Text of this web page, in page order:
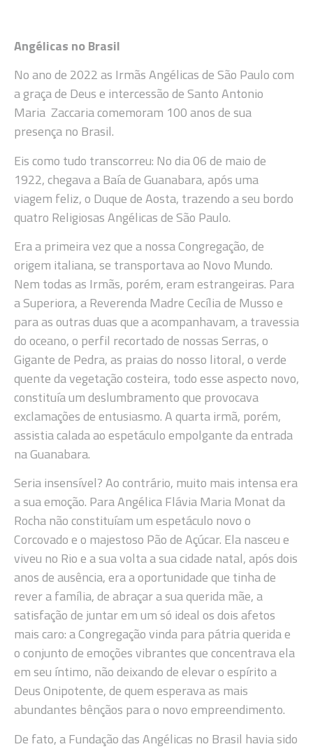
Angélicas no Brasil
No ano de 2022 as Irmãs Angélicas de São Paulo com
a graça de Deus e intercessão de Santo Antonio
Maria Zaccaria comemoram 100 anos de sua
presença no Brasil.
Eis como tudo transcorreu: No dia 06 de maio de
1922, chegava a Baía de Guanabara, após uma
viagem feliz, o Duque de Aosta, trazendo a seu bordo
quatro Religiosas Angélicas de São Paulo.
Era a primeira vez que a nossa Congregação, de
origem italiana, se transportava ao Novo Mundo.
Nem todas as Irmãs, porém, eram estrangeiras. Para
a Superiora, a Reverenda Madre Cecília de Musso e
para as outras duas que a acompanhavam, a travessia
do oceano, o perfil recortado de nossas Serras, o
Gigante de Pedra, as praias do nosso litoral, o verde
quente da vegetação costeira, todo esse aspecto novo,
constituía um deslumbramento que provocava
exclamações de entusiasmo. A quarta irmã, porém,
assistia calada ao espetáculo empolgante da entrada
na Guanabara.
Seria insensível? Ao contrário, muito mais intensa era
a sua emoção. Para Angélica Flávia Maria Monat da
Rocha não constituíam um espetáculo novo o
Corcovado e o majestoso Pão de Açúcar. Ela nasceu e
viveu no Rio e a sua volta a sua cidade natal, após dois
anos de ausência, era a oportunidade que tinha de
rever a família, de abraçar a sua querida mãe, a
satisfação de juntar em um só ideal os dois afetos
mais caro: a Congregação vinda para pátria querida e
o conjunto de emoções vibrantes que concentrava ela
em seu íntimo, não deixando de elevar o espírito a
Deus Onipotente, de quem esperava as mais
abundantes bênçãos para o novo empreendimento.
De fato, a Fundação das Angélicas no Brasil havia sido